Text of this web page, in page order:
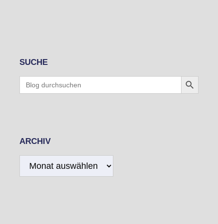
SUCHE
for:
Search Button
ARCHIV
Archiv